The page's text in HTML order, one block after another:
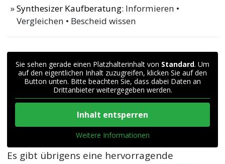
Synthesizer Kaufberatung: Informieren •
Vergleichen • Bescheid wissen
Sie sehen gerade einen Platzhalterinhalt von Standard. Um
auf den eigentlichen Inhalt zuzugreifen, klicken Sie auf den
Button unten. Bitte beachten Sie, dass dabei Daten an
Drittanbieter weitergegeben werden.
Inhalt entsperren
Weitere Informationen
Es gibt übrigens eine hervorragende